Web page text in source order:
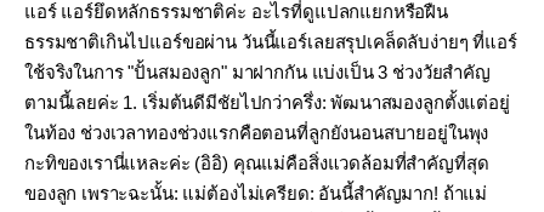
แอร์ แอร์ยึดหลักธรรมชาติค่ะ อะไรที่ดูแปลกแยกหรือฝืน
ธรรมชาติเกินไปแอร์ขอผ่าน วันนี้แอร์เลยสรุปเคล็ดลับง่ายๆ ที่แอร์
ใช้จริงในการ "ปั้นสมองลูก" มาฝากกัน แบ่งเป็น 3 ช่วงวัยสำคัญ
ตามนี้เลยค่ะ 1. เริ่มต้นดีมีชัยไปกว่าครึ่ง: พัฒนาสมองลูกตั้งแต่อยู่
ในท้อง ช่วงเวลาทองช่วงแรกคือตอนที่ลูกยังนอนสบายอยู่ในพุง
กะทิของเรานี่แหละค่ะ (อิอิ) คุณแม่คือสิ่งแวดล้อมที่สำคัญที่สุด
ของลูก เพราะฉะนั้น: แม่ต้องไม่เครียด: อันนี้สำคัญมาก! ถ้าแม่